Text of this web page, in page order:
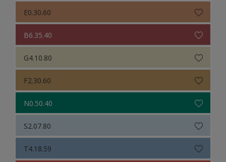
E0.30.60
B6.35.40
G4.10.80
F2.30.60
N0.50.40
S2.07.80
T4.18.59